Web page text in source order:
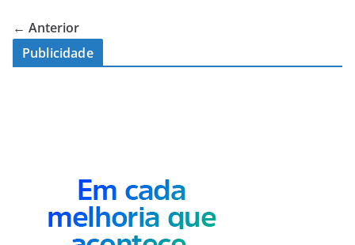
← Anterior
Publicidade